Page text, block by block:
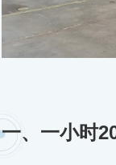
一、一小时